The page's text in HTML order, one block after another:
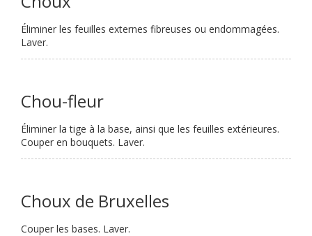
Éliminer les feuilles externes fibreuses ou endommagées.
Laver.
Chou-fleur
Éliminer la tige à la base, ainsi que les feuilles extérieures.
Couper en bouquets. Laver.
Choux de Bruxelles
Couper les bases. Laver.